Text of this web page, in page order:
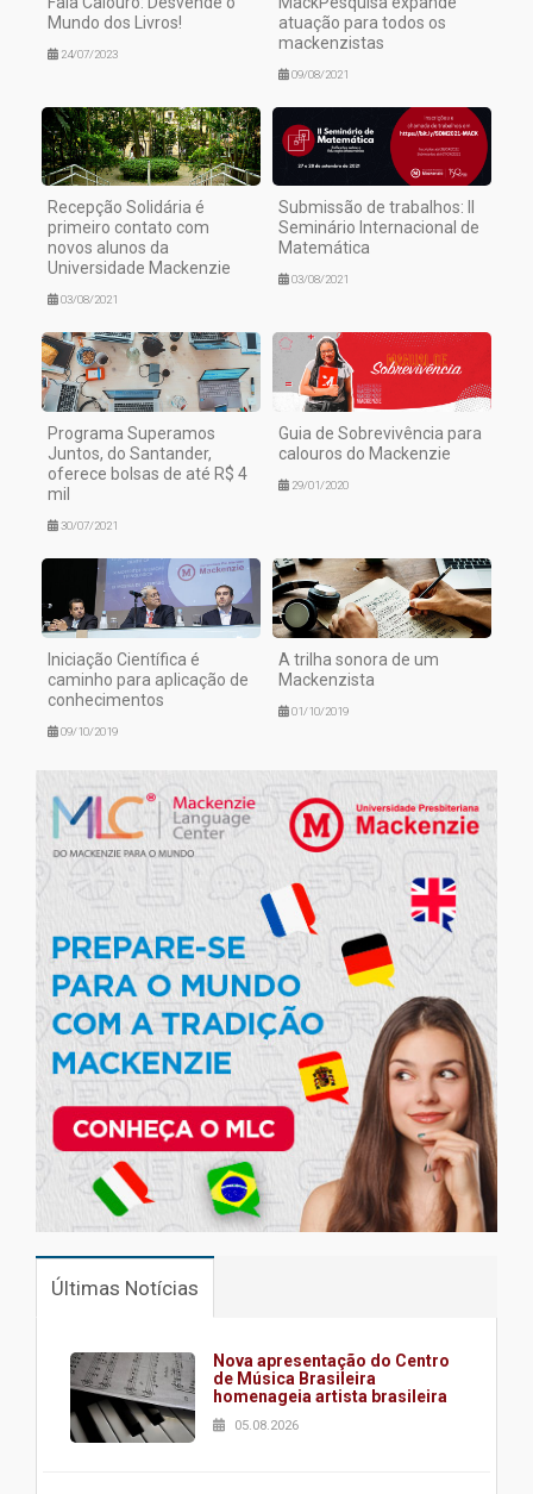
Mundo dos Livros!
24/07/2023
atuação para todos os
mackenzistas
09/08/2021
Recepção Solidária é
primeiro contato com
novos alunos da
Universidade Mackenzie
03/08/2021
Submissão de trabalhos: II
Seminário Internacional de
Matemática
03/08/2021
Programa Superamos
Juntos, do Santander,
oferece bolsas de até R$ 4
mil
30/07/2021
Guia de Sobrevivência para
calouros do Mackenzie
29/01/2020
Iniciação Científica é
caminho para aplicação de
conhecimentos
09/10/2019
A trilha sonora de um
Mackenzista
01/10/2019
Últimas Notícias
Nova apresentação do Centro
de Música Brasileira
homenageia artista brasileira
05.08.2026